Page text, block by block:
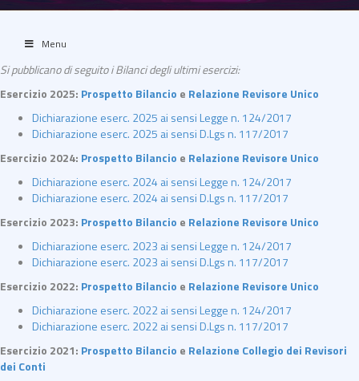
Menu
Si pubblicano di seguito i Bilanci degli ultimi esercizi:
Esercizio 2025: Prospetto Bilancio e Relazione Revisore Unico
Dichiarazione eserc. 2025 ai sensi Legge n. 124/2017
Dichiarazione eserc. 2025 ai sensi D.Lgs n. 117/2017
Esercizio 2024: Prospetto Bilancio e Relazione Revisore Unico
Dichiarazione eserc. 2024 ai sensi Legge n. 124/2017
Dichiarazione eserc. 2024 ai sensi D.Lgs n. 117/2017
Esercizio 2023: Prospetto Bilancio e Relazione Revisore Unico
Dichiarazione eserc. 2023 ai sensi Legge n. 124/2017
Dichiarazione eserc. 2023 ai sensi D.Lgs n. 117/2017
Esercizio 2022: Prospetto Bilancio e Relazione Revisore Unico
Dichiarazione eserc. 2022 ai sensi Legge n. 124/2017
Dichiarazione eserc. 2022 ai sensi D.Lgs n. 117/2017
Esercizio 2021: Prospetto Bilancio e Relazione Collegio dei Revisori
dei Conti